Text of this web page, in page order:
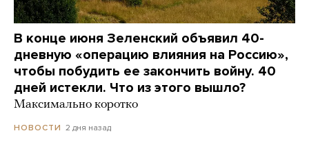
В конце июня Зеленский объявил 40-
дневную «операцию влияния на Россию»,
чтобы побудить ее закончить войну. 40
дней истекли. Что из этого вышло?
Максимально коротко
НОВОСТИ 2 дня назад